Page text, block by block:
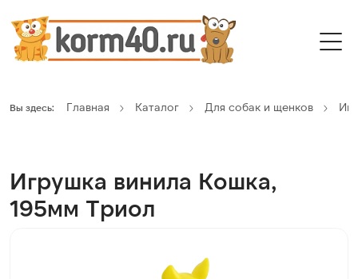
Вы здесь: Главная Каталог Для собак и щенков
Игрушка винила Кошка,
195мм Триол